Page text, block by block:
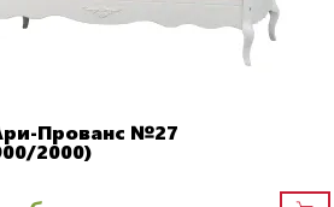
Прованс №27
2000)